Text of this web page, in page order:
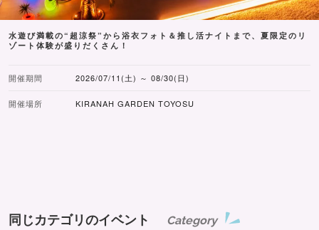
水遊び満載の“超涼祭”から浴衣フォト＆推し活ナイトまで、夏限定のリ
ゾート体験が盛りだくさん！
開催期間 2026/07/11(土) ～ 08/30(日)
開催場所 KIRANAH GARDEN TOYOSU
同じカテゴリのイベント Category